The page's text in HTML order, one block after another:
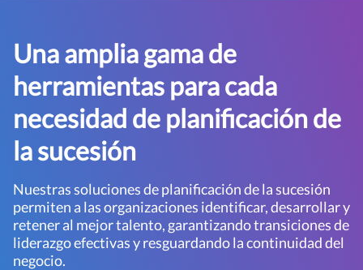
Una amplia gama de
herramientas para cada
necesidad de planificación de
la sucesión
Nuestras soluciones de planificación de la sucesión
permiten a las organizaciones identificar, desarrollar y
retener al mejor talento, garantizando transiciones de
liderazgo efectivas y resguardando la continuidad del
negocio.